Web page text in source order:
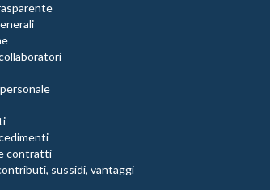
contratti
sussidi, vantaggi